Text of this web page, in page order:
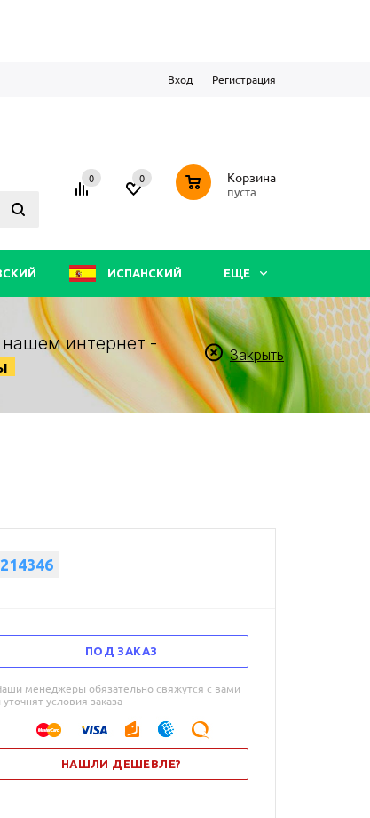
Вход Регистрация
0 0 0 Корзина
пуста
ИСПАНСКИЙ ЕЩЕ
нашем интернет -
Закрыть
ПОД ЗАКАЗ
менеджеры обязательно свяжутся с вами
уточнят условия заказа
НАШЛИ ДЕШЕВЛЕ?